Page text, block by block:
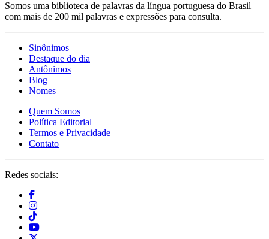
Somos uma biblioteca de palavras da língua portuguesa do Brasil
com mais de 200 mil palavras e expressões para consulta.
Sinônimos
Destaque do dia
Antônimos
Blog
Nomes
Quem Somos
Política Editorial
Termos e Privacidade
Contato
Redes sociais: